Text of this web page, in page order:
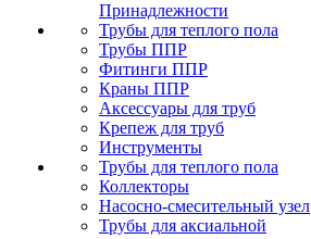
Принадлежности
Трубы для теплого пола
Трубы ППР
Фитинги ППР
Краны ППР
Аксессуары для труб
Крепеж для труб
Инструменты
Трубы для теплого пола
Коллекторы
Насосно-смесительный узел
Трубы для аксиальной